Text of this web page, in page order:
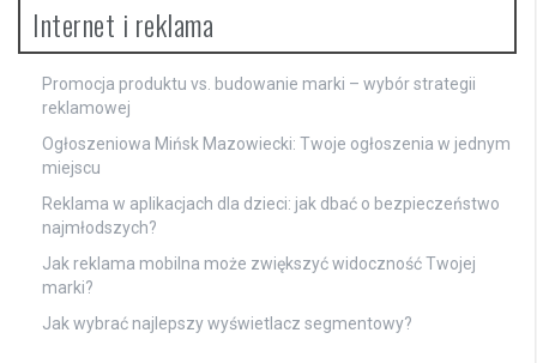
Internet i reklama
Promocja produktu vs. budowanie marki – wybór strategii
reklamowej
Ogłoszeniowa Mińsk Mazowiecki: Twoje ogłoszenia w jednym
miejscu
Reklama w aplikacjach dla dzieci: jak dbać o bezpieczeństwo
najmłodszych?
Jak reklama mobilna może zwiększyć widoczność Twojej
marki?
Jak wybrać najlepszy wyświetlacz segmentowy?